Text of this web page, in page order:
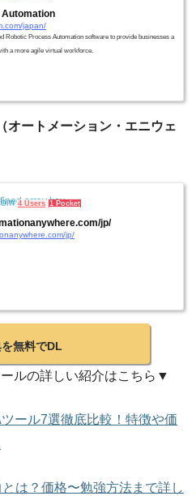
japan/
Robotic Process Automation software to provide businesses a
a more agile virtual workforce.
ートメーション・エニウェ
4 Users 1 Pocket
jp/
jp/
無料でDL
ルの詳しい紹介はこちら▼
ール7選徹底比較！特徴や価
は？価格〜勉強方法まで詳し